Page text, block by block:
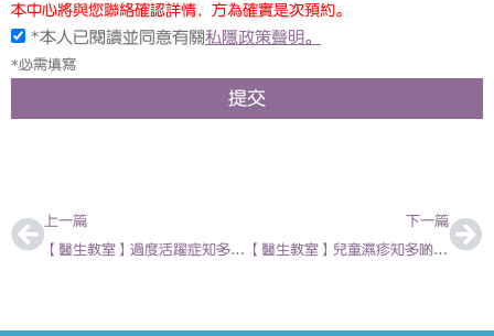
本中心將與您聯絡確認詳情，方為確實是次預約。
*本人已閱讀並同意有關私隱政策聲明。
*必需填寫
提交
上一篇
【醫生教室】過度活躍症知多啲 | 陳欣永 – 香港兒科醫生
下一篇
【醫生教室】兒童濕疹知多啲 | 陳欣永 – 香港兒科醫生